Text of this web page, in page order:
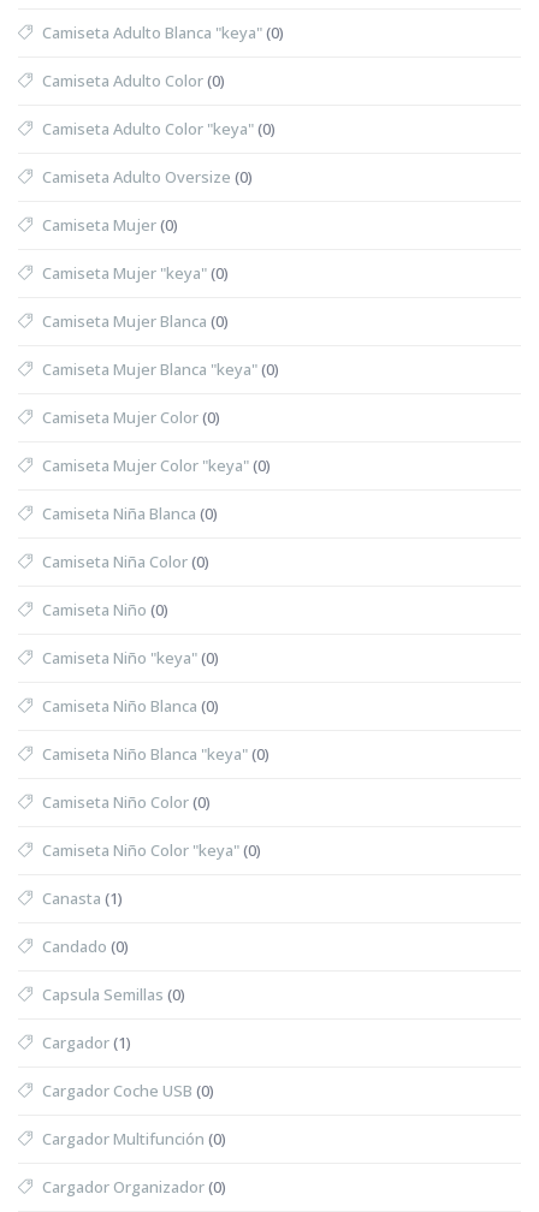
Camiseta Adulto Blanca "keya"(0)
Camiseta Adulto Color(0)
Camiseta Adulto Color "keya"(0)
Camiseta Adulto Oversize (0)
Camiseta Mujer(0)
Camiseta Mujer "keya"(0)
Camiseta Mujer Blanca (0)
Camiseta Mujer Blanca "keya"(0)
Camiseta Mujer Color(0)
Camiseta Mujer Color "keya"(0)
Camiseta Niña Blanca (0)
Camiseta Niña Color(0)
Camiseta Niño (0)
Camiseta Niño "keya"(0)
Camiseta Niño Blanca (0)
Camiseta Niño Blanca "keya"(0)
Camiseta Niño Color(0)
Camiseta Niño Color "keya"(0)
Canasta (1)
Candado (0)
Capsula Semillas (0)
Cargador(1)
Cargador Coche USB (0)
Cargador Multifunción (0)
Cargador Organizador(0)